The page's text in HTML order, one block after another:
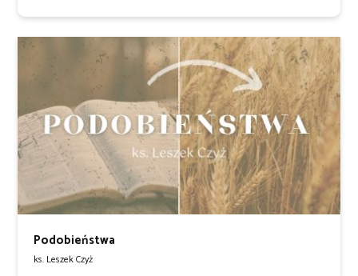
Podobieństwa
ks. Leszek Czyż